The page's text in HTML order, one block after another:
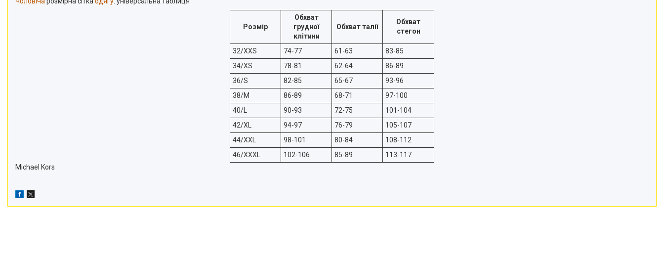
Розмір
Обхват
грудної
клітини
Обхват талії
Обхват
стегон
32/XXS 74-77 61-63
83-85
34/XS
78-81 62-64
86-89
36/S
82-85 65-67
93-96
38/M
86-89 68-71
97-100
40/L
90-93 72-75
101-104
42/XL
94-97 76-79
105-107
44/XXL
98-101 80-84
108-112
46/XXXL
102-106 85-89
113-117
Michael Kors